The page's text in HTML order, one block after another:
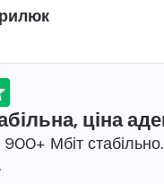
ціна
Мбіт стабільно.